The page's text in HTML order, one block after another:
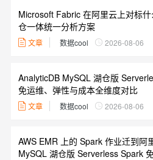
Microsoft Fabric 在阿里云上对标
仓一体统一分析方案
文章 数据cool 2026-08-06
AnalyticDB MySQL 湖仓版
免运维、弹性与成本全维度对比
文章 数据cool 2026-08-06
AWS EMR 上的 Spark 作业迁到阿
MySQL 湖仓版 Serverless Spark